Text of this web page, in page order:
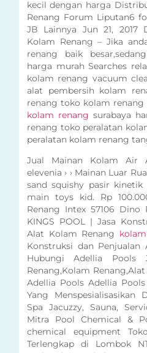
kecil dengan harga
Renang Forum Liputan6
JB Lainnya Jun 21, 2017
Kolam Renang – Jika
renang baik
harga murah Searches
kolam renang vacuum
alat pembersih kolam
renang toko kolam
kolam renang surabaya
renang toko peralatan
peralatan kolam renang
Jual Mainan Kolam Air
elevenia › › Mainan Luar
sand squishy pasir
main toys kid. Rp
Renang Intex 57106 Dino
KINGS POOL | Jasa
Alat Kolam Renang
Konstruksi dan
Hubungi Adellia Pools
Renang,Kolam
Adellia Pools Adellia
Yang Menspesialisasikan
Spa Jacuzzy, Sauna,
Mitra Pool Chemical &
chemical equipment
Terlengkap di Lombok